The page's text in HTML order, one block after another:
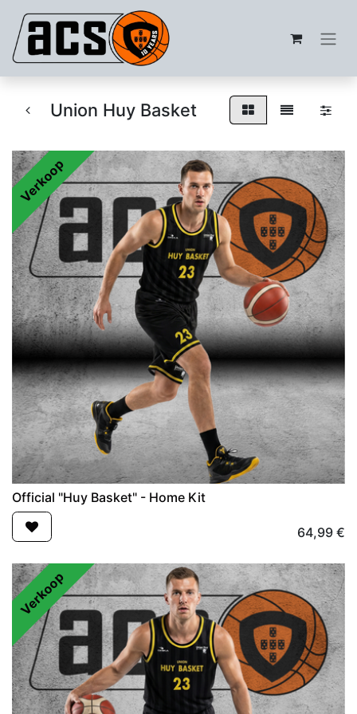
Union Huy Basket
Verkoop
Official "Huy Basket" - Home Kit
64,99 €
Verkoop